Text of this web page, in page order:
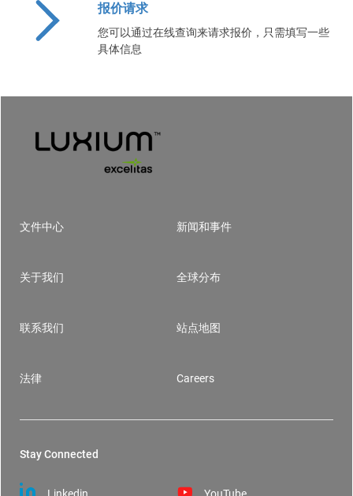
报价请求
您可以通过在线查询来请求报价，只需填写一些
具体信息
文件中心 新闻和事件
关于我们 全球分布
联系我们 站点地图
法律 Careers
Stay Connected